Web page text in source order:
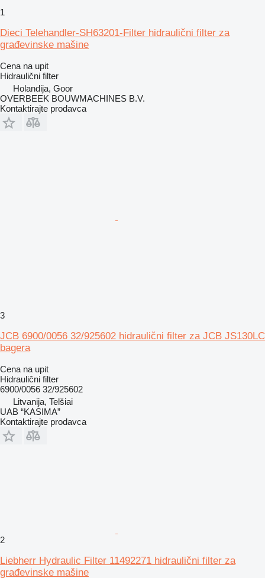
1
Dieci Telehandler-SH63201-Filter hidraulični filter za
građevinske mašine
Cena na upit
Hidraulični filter
Holandija, Goor
OVERBEEK BOUWMACHINES B.V.
Kontaktirajte prodavca
3
JCB 6900/0056 32/925602 hidraulični filter za JCB JS130LC
bagera
Cena na upit
Hidraulični filter
6900/0056 32/925602
Litvanija, Telšiai
UAB “KASIMA”
Kontaktirajte prodavca
2
Liebherr Hydraulic Filter 11492271 hidraulični filter za
građevinske mašine